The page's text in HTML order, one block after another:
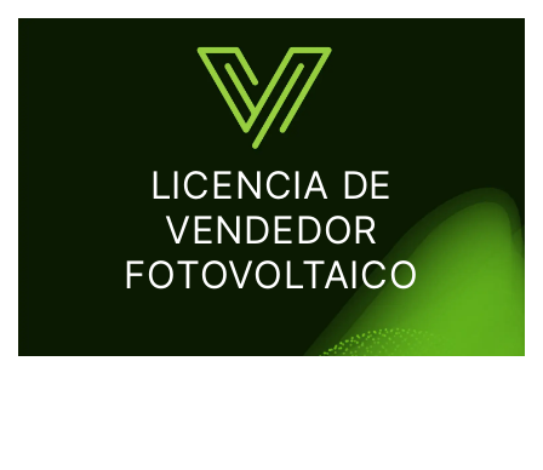
LICENCIA DE
VENDEDOR
FOTOVOLTAICO